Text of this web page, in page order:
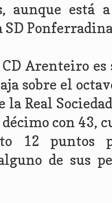
aunque está
Arenteiro
sobre el
la Real
décimo con
12 puntos
de sus